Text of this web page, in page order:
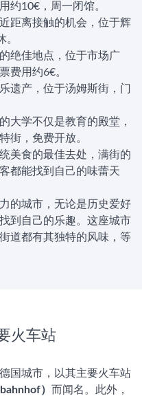
约10€，周一闭馆。
距离接触的机会，位于辉
绝佳地点，位于市场广
费用约6€。
遗产，位于汤姆斯街，门
大学不仅是教育的殿堂，
街，免费开放。
美食的最佳去处，满街的
都能找到自己的味蕾天
的城市，无论是历史爱好
到自己的乐趣。这座城市
道都有其独特的风味，等
火车站
国城市，以其主要火车站
） 而闻名。此外，